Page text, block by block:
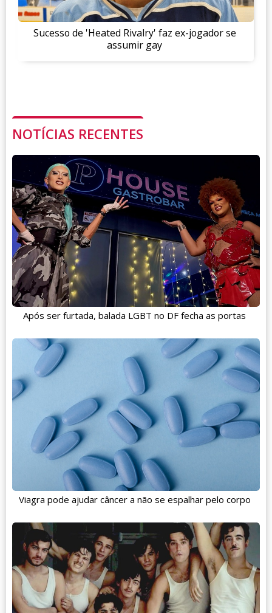
Sucesso de 'Heated Rivalry' faz ex-jogador se
assumir gay
NOTÍCIAS RECENTES
Após ser furtada, balada LGBT no DF fecha as portas
Viagra pode ajudar câncer a não se espalhar pelo corpo